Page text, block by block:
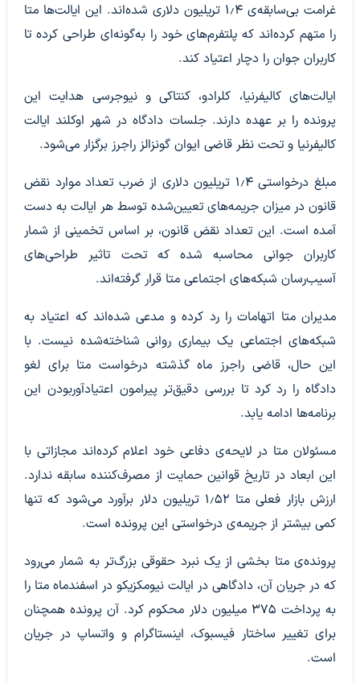
غرامت بی‌سابقه‌ی ۱٫۴ تریلیون دلاری شده‌اند. این ایالت‌ها متا
را متهم کرده‌اند که پلتفرم‌های خود را به‌گونه‌ای طراحی کرده تا
کاربران جوان را دچار اعتیاد کند.
ایالت‌های کالیفرنیا، کلرادو، کنتاکی و نیوجرسی هدایت این
پرونده را بر عهده دارند. جلسات دادگاه در شهر اوکلند ایالت
کالیفرنیا و تحت نظر قاضی ایوان گونزالز راجرز برگزار می‌شود.
مبلغ درخواستی ۱٫۴ تریلیون دلاری از ضرب تعداد موارد نقض
قانون در میزان جریمه‌های تعیین‌شده توسط هر ایالت به دست
آمده است. این تعداد نقض قانون، بر اساس تخمینی از شمار
کاربران جوانی محاسبه شده که تحت تاثیر طراحی‌های
آسیب‌رسان شبکه‌های اجتماعی متا قرار گرفته‌اند.
مدیران متا اتهامات را رد کرده و مدعی شده‌اند که اعتیاد به
شبکه‌های اجتماعی یک بیماری روانی شناخته‌شده نیست. با
این حال، قاضی راجرز ماه گذشته درخواست متا برای لغو
دادگاه را رد کرد تا بررسی دقیق‌تر پیرامون اعتیادآوربودن این
برنامه‌ها ادامه یابد.
مسئولان متا در لایحه‌ی دفاعی خود اعلام کرده‌اند مجازاتی با
این ابعاد در تاریخ قوانین حمایت از مصرف‌کننده سابقه ندارد.
ارزش بازار فعلی متا ۱٫۵۲ تریلیون دلار برآورد می‌شود که تنها
کمی بیشتر از جریمه‌ی درخواستی این پرونده است.
پرونده‌ی متا بخشی از یک نبرد حقوقی بزرگ‌تر به شمار می‌رود
که در جریان آن، دادگاهی در ایالت نیومکزیکو در اسفندماه متا را
به پرداخت ۳۷۵ میلیون دلار محکوم کرد. آن پرونده همچنان
برای تغییر ساختار فیسبوک، اینستاگرام و واتساپ در جریان
است.